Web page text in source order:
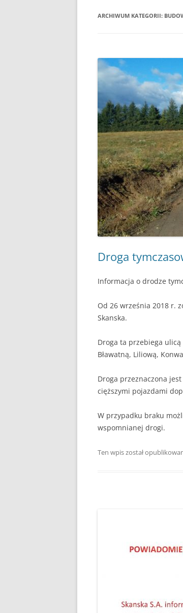
ARCHIWUM KATEGORII:
Droga
Informacja o drodze
Od 26 września 2018 r.
Skanska.
Droga ta przebiega
Bławatną, Liliową,
Droga przeznaczona
cięższymi pojazdami
W przypadku braku
wspomnianej drogi.
Ten wpis został